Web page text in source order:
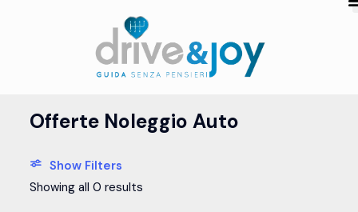
Offerte Noleggio Auto
Show Filters
Showing all 0 results